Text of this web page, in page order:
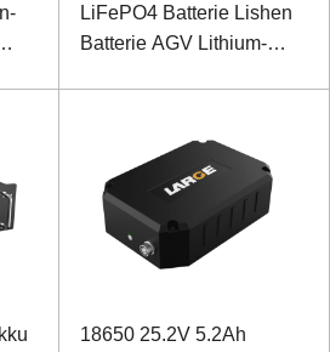
LiFePO4 Batterie Lishen
Batterie AGV Lithium-
18650 25.2V 5.2Ah